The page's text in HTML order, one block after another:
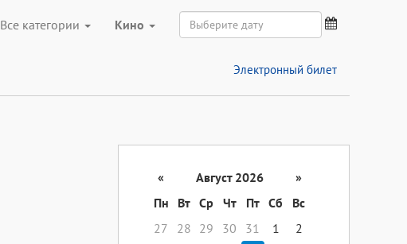
Все категории Кино
Электронный билет
« Август 2026
»
Пн
Вт Ср Чт Пт Сб
Вс
27
28 29 30 31 1
2